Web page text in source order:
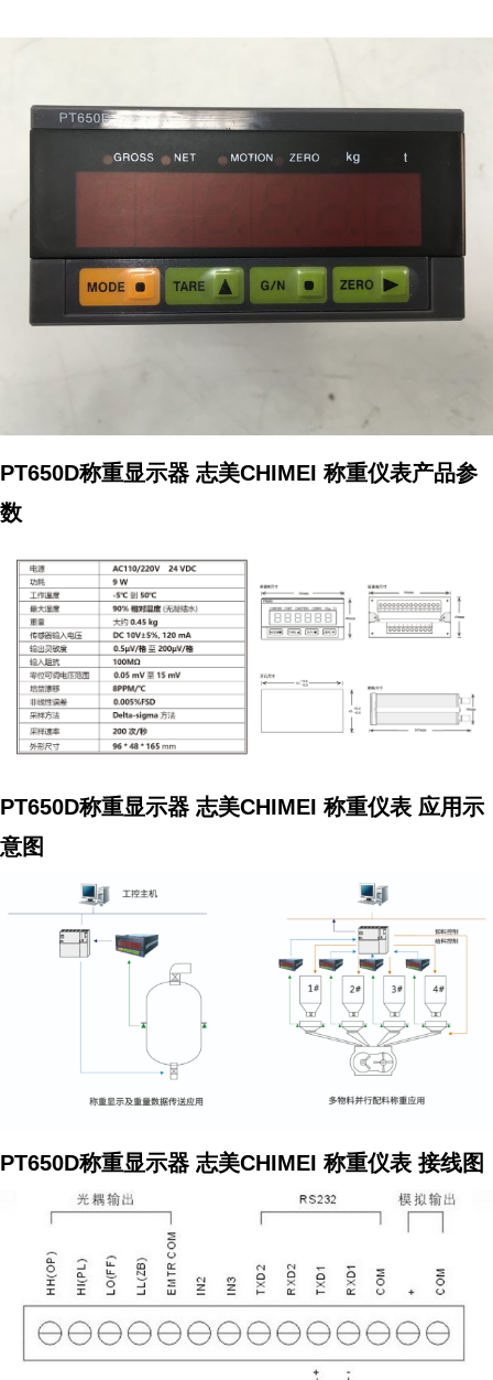
PT650D称重显示器 志美CHIMEI 称重仪表产品参
数
PT650D称重显示器 志美CHIMEI 称重仪表 应用示
意图
PT650D称重显示器 志美CHIMEI 称重仪表 接线图